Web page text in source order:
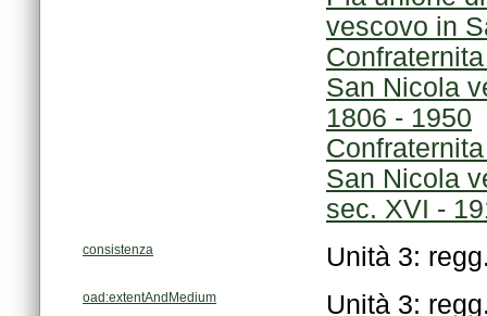
vescovo in
1806 - 1950
sec. XVI -
consistenza Unità 3:
oad:extentAndMedium Unità 3: